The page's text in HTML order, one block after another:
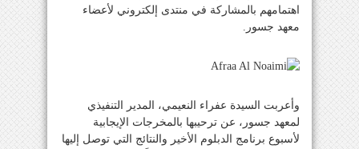
اهتمامهم بالمشاركة في منتدى إلكتروني لأعضاء
معهد جسور.
وأعربت السيدة عفراء النعيمي، المدير التنفيذي
لمعهد جسور، عن ترحيبها بالمخرجات الإيجابية
لأسبوع برنامج الدبلوم الأخير والنتائج التي توصل إليها